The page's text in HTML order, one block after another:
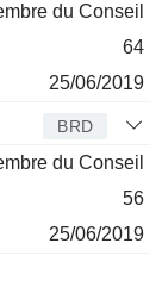
du Conseil
64
25/06/2019
BRD
du Conseil
56
25/06/2019